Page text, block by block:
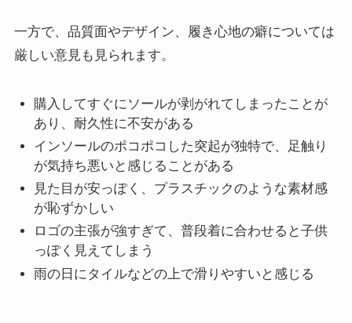
一方で、品質面やデザイン、履き心地の癖については
厳しい意見も見られます。
購入してすぐにソールが剥がれてしまったことが
あり、耐久性に不安がある
インソールのポコポコした突起が独特で、足触り
が気持ち悪いと感じることがある
見た目が安っぽく、プラスチックのような素材感
が恥ずかしい
ロゴの主張が強すぎて、普段着に合わせると子供
っぽく見えてしまう
雨の日にタイルなどの上で滑りやすいと感じる